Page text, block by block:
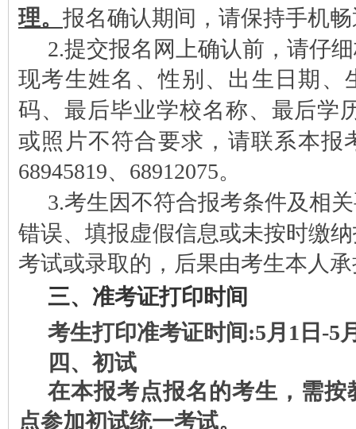
理。 报名确认期间，请保持手机
2.提交报名网上确认前，请仔
现考生姓名、性别、出生日期、
码、最后毕业学校名称、最后学
或照片不符合要求，请联系本报
68945819、68912075。
3.考生因不符合报考条件及相
错误、填报虚假信息或未按时缴
考试或录取的，后果由考生本人
三、准考证打印时间
考生打印准考证时间:5月 1日 -5
四、 初试
在本报考点报名的考生，需
点参加初试统一考试。